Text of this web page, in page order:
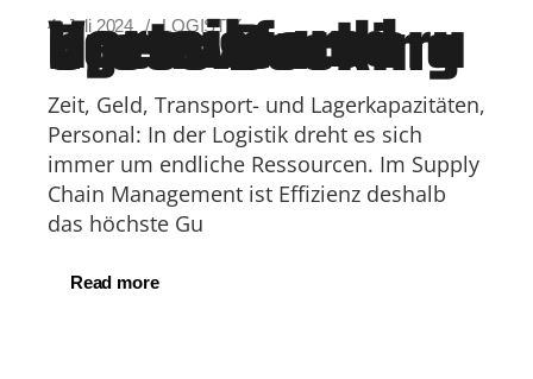
4. Juli 2024 LOGISTIK
Vorteile und Herausforderungen von Cross Docking
Zeit, Geld, Transport- und Lagerkapazitäten,
Personal: In der Logistik dreht es sich
immer um endliche Ressourcen. Im Supply
Chain Management ist Effizienz deshalb
das höchste Gu
Read more